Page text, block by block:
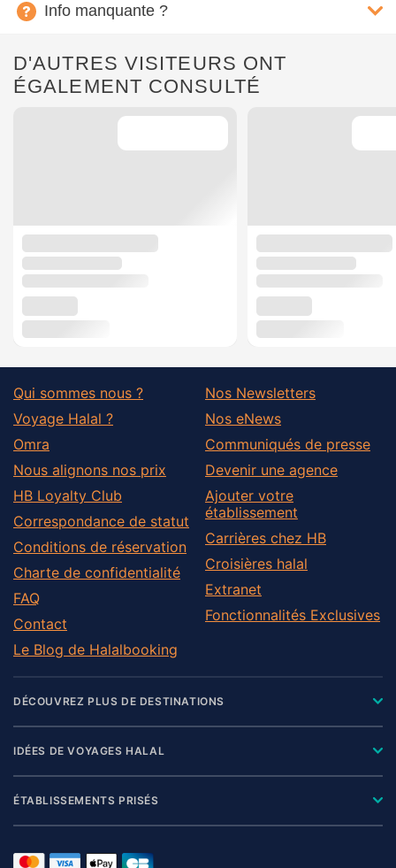
Info manquante ?
D'AUTRES VISITEURS ONT
ÉGALEMENT CONSULTÉ
Qui sommes nous ?
Voyage Halal ?
Omra
Nous alignons nos prix
HB Loyalty Club
Correspondance de statut
Conditions de réservation
Charte de confidentialité
FAQ
Contact
Le Blog de Halalbooking
Nos Newsletters
Nos eNews
Communiqués de presse
Devenir une agence
Ajouter votre
établissement
Carrières chez HB
Croisières halal
Extranet
Fonctionnalités Exclusives
DÉCOUVREZ PLUS DE DESTINATIONS
IDÉES DE VOYAGES HALAL
ÉTABLISSEMENTS PRISÉS